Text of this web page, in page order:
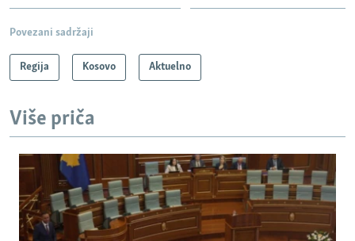
Povezani sadržaji
Regija Kosovo Aktuelno
Više priča